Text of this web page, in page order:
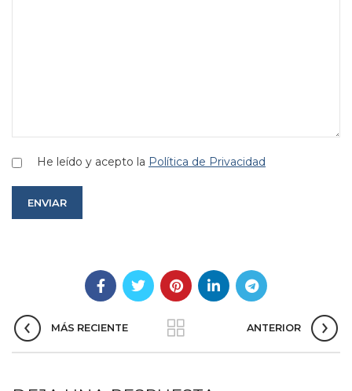
He leído y acepto la Política de Privacidad
MÁS RECIENTE ANTERIOR